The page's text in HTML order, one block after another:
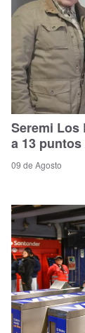
Seremi Los
a 13
09 de Agosto